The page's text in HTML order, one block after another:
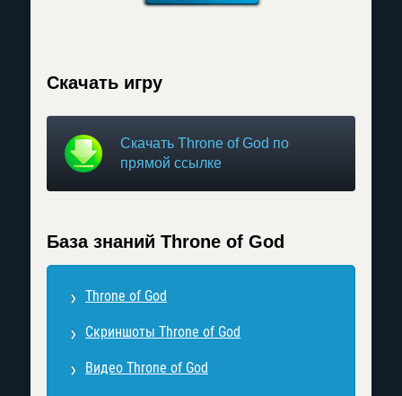
Скачать игру
Скачать Throne of God по
прямой ссылке
База знаний Throne of God
Throne of God
Скриншоты Throne of God
Видео Throne of God